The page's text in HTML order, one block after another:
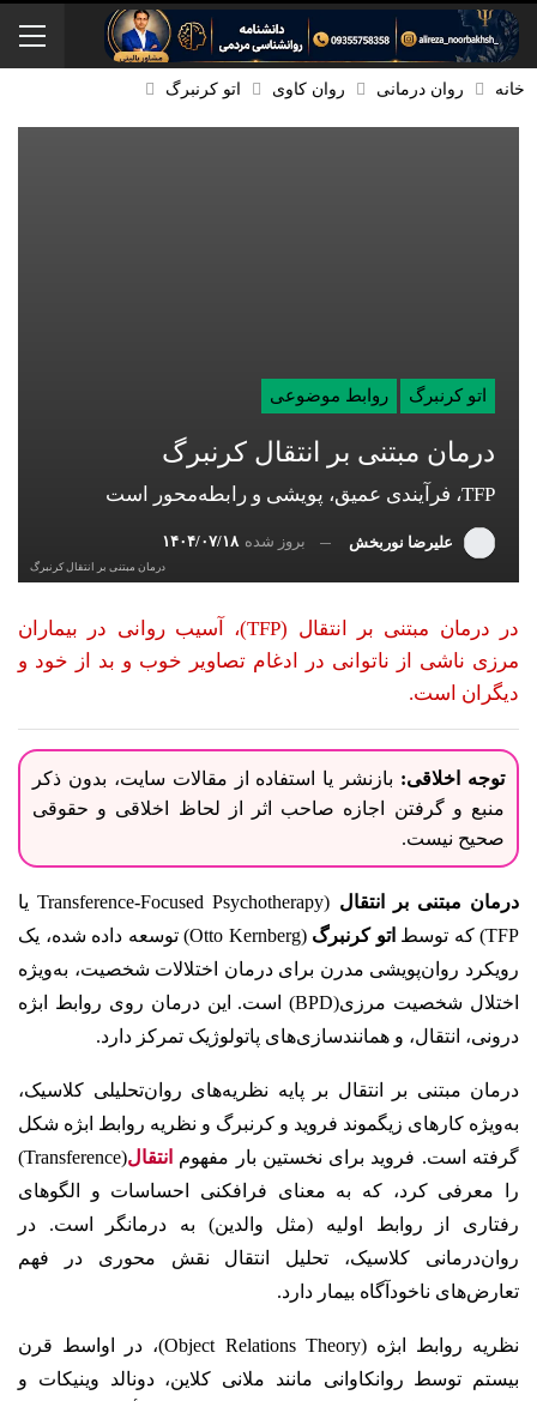
خانه روان درمانی روان کاوی اتو کرنبرگ
اتو کرنبرگ روابط موضوعی
درمان مبتنی بر انتقال کرنبرگ
TFP، فرآیندی عمیق، پویشی و رابطه‌محور است
علیرضا نوربخش بروز شده ۱۴۰۴/۰۷/۱۸
درمان مبتنی بر انتقال کرنبرگ
در درمان مبتنی بر انتقال (TFP)، آسیب روانی در بیماران
مرزی ناشی از ناتوانی در ادغام تصاویر خوب و بد از خود و
دیگران است.
توجه اخلاقی: بازنشر یا استفاده از مقالات سایت، بدون ذکر
منبع و گرفتن اجازه صاحب اثر از لحاظ اخلاقی و حقوقی
صحیح نیست.
درمان مبتنی بر انتقال
(Transference-Focused Psychotherapy یا
TFP) که توسط
اتو کرنبرگ
(Otto Kernberg) توسعه داده شده، یک
رویکرد روان‌پویشی مدرن برای درمان اختلالات شخصیت، به‌ویژه
اختلال شخصیت مرزی(BPD) است. این درمان روی روابط ابژه
درونی، انتقال، و همانندسازی‌های پاتولوژیک تمرکز دارد.
درمان مبتنی بر انتقال بر پایه‌ نظریه‌های روان‌تحلیلی کلاسیک،
به‌ویژه کارهای زیگموند فروید و کرنبرگ و نظریه روابط ابژه شکل
گرفته است. فروید برای نخستین بار مفهوم انتقال
(Transference)
را معرفی کرد، که به معنای فرافکنی احساسات و الگوهای
رفتاری از روابط اولیه (مثل والدین) به درمانگر است. در
روان‌درمانی کلاسیک، تحلیل انتقال نقش محوری در فهم
تعارض‌های ناخودآگاه بیمار دارد.
نظریه روابط ابژه (Object Relations Theory)، در اواسط قرن
بیستم توسط روانکاوانی مانند ملانی کلاین، دونالد وینیکات و